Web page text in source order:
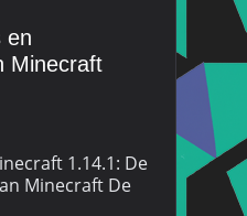
en
Minecraft
1.14.1: De
Minecraft De